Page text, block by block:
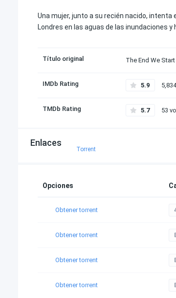
Una mujer, junto a su recién nacido,
Londres en las aguas de las inundaciones
Título original The End We
IMDb Rating 5.9
TMDb Rating 5.7 53
Enlaces
Torrent
Opciones
Obtener torrent
Obtener torrent
Obtener torrent
Obtener torrent